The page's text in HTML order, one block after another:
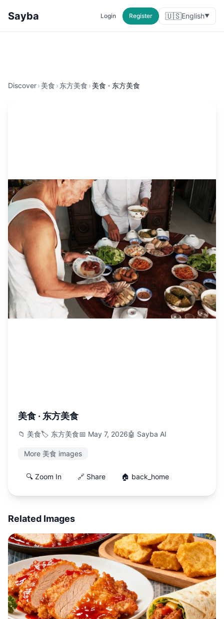
Sayba Login Register 🇺🇸English▼
Discover› 美食 › 东方美食 › 美食 · 东方美食
美食 · 东方美食
📁 美食🏷️ 东方美食📅 May 7, 2026🤖 Sayba AI
More 美食 images
🔍 Zoom In 🔗 Share 🏠 back_home
Related Images